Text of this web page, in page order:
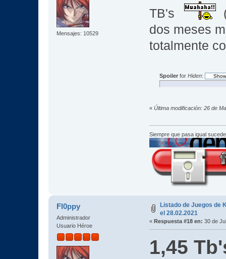
Mensajes: 10529
TB's
dos meses
totalmente
Spoilerfor Hiden:
« Última modificación: 26 de
Siempre que pasa igual
Fl0ppy
Administrador
Usuario Héroe
Listado de Juegos de
el 28.02.2021
« Respuesta #18 en: 30 de
1,45